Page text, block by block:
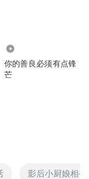
你的善良必须有点锋
芒
影后小厨娘相